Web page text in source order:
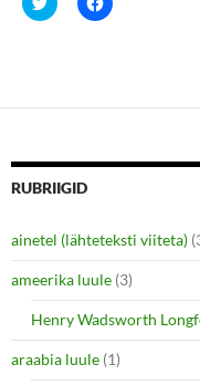
l
h
e
o
n
t
t
e
r
(
O
p
e
n
l
h
e
o
e
b
o
o
k
(
O
p
e
n
RUBRIIGID
ainetel (lähteteksti viiteta)
ameerika luule (3)
Henry Wadsworth
araabia luule (1)